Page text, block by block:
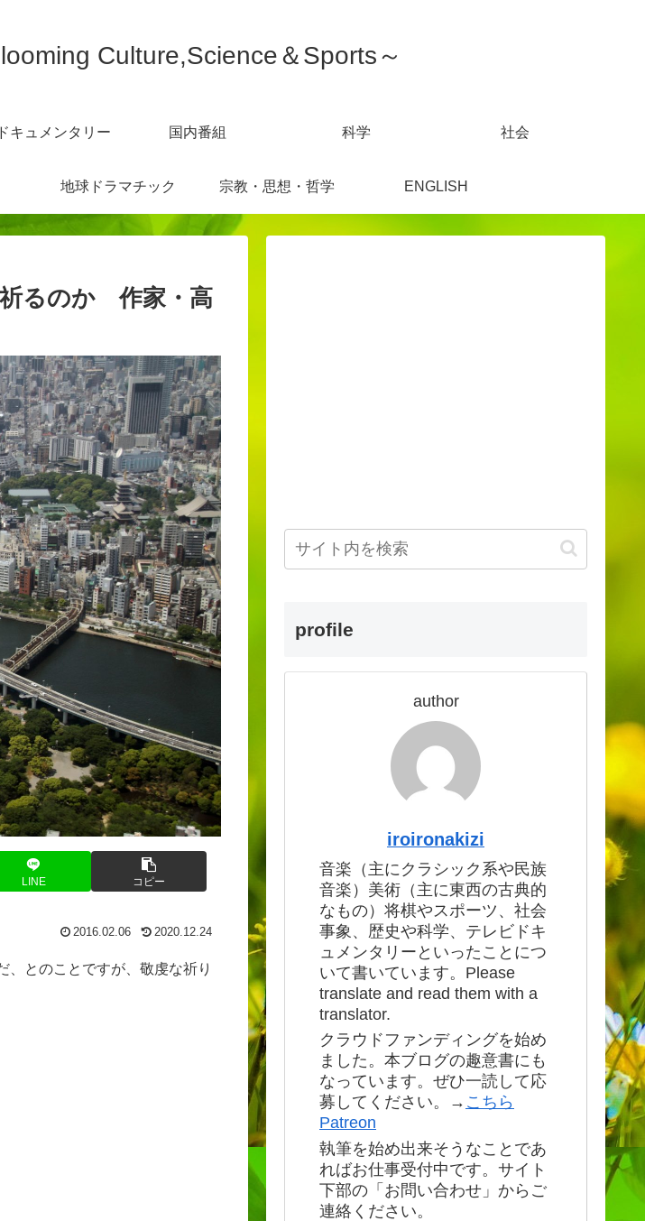
Culture,Science＆Sports～
キュメンタリー 国内番組 科学 社会
地球ドラマチック 宗教・思想・哲学 ENGLISH
祈るのか 作家・高
LINE コピー
2016.02.06 2020.12.24
、とのことですが、敬虔な祈り
profile
author
iroironakizi
音楽（主にクラシック系や民族
音楽）美術（主に東西の古典的
なもの）将棋やスポーツ、社会
事象、歴史や科学、テレビドキ
ュメンタリーといったことにつ
いて書いています。Please
translate and read them with a
translator.
クラウドファンディングを始め
ました。本ブログの趣意書にも
なっています。ぜひ一読して応
募してください。→ こちら
Patreon
執筆を始め出来そうなことであ
ればお仕事受付中です。サイト
下部の「お問い合わせ」からご
連絡ください。